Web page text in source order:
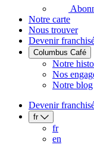
Notre carte
Nous trouver
Devenir
Columbus Café
Notre
Nos
Notre blog
Devenir
fr
fr
en